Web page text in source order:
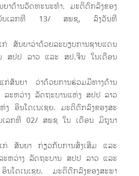
າດ້ານວັດທະນະທຳ. ມະຕິຕົກລົງຂອງ
ະບັບເລກທີ 13/ ສພຊ, ລົງວັນທີ
ສັນຍາວ່າດ້ວຍລະບຽບການຊາຍແດນ
ສປປ ລາວ ແລະ ສປ.ຈີນ ໃນເດືອນ
ກ່ສັນຍາ ວ່າດ້ວຍການຮ່ວມມືທາງດ້ານ
ລະຫວ່າງ ລັດຖະບານແຫ່ງ ສປປ ລາວ
ງ ອິນໂດເນເຊຍ. ມະຕິຕົກລົງຂອງສະ
ເລກທີ 02/ ສພຊ ໃນ ເດືອນ ມິຖຸນາ
ກ່ ສັນຍາ ກ່ຽວກັບການສົ່ງເສີມ ແລະ
ະຫວ່າງ ລັດຖະບານ ສປປ ລາວ ແລະ
ໂດເນເຊຍ. ມະຕິຕົກລົງຂອງສະພາ